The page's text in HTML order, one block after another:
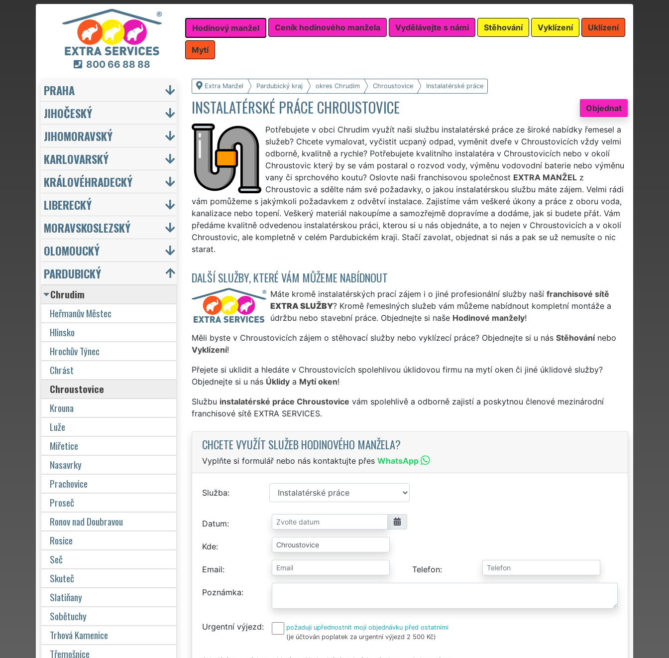
800 66 88 88
Hodinový manžel Ceník hodinového manžela Vydělávejte s námi Stěhování Vyklízení Uklízení
Mytí
Extra Manžel Pardubický kraj okres Chrudim Chroustovice Instalatérské práce
Objednat
INSTALATÉRSKÉ PRÁCE CHROUSTOVICE
Potřebujete v obci Chrudim využít naši službu instalatérské práce ze široké nabídky řemesel a
služeb? Chcete vymalovat, vyčistit ucpaný odpad, vyměnit dveře v Chroustovicích vždy velmi
odborně, kvalitně a rychle? Potřebujete kvalitního instalatéra v Chroustovicích nebo v okolí
Chroustovic který by se vám postaral o rozvod vody, výměnu vodovodní baterie nebo výměnu
vany či sprchového koutu? Oslovte naši franchisovou společnost EXTRA MANŽELz
Chroustovic a sdělte nám své požadavky, o jakou instalatérskou službu máte zájem. Velmi rádi
vám pomůžeme s jakýmkoli požadavkem z odvětví instalace. Zajistíme vám veškeré úkony a práce z oboru voda,
kanalizace nebo topení. Veškerý materiál nakoupíme a samozřejmě dopravíme a dodáme, jak si budete přát. Vám
předáme kvalitně odvedenou instalatérskou práci, kterou si u nás objednáte, a to nejen v Chroustovicích a v okolí
Chroustovic, ale kompletně v celém Pardubickém kraji. Stačí zavolat, objednat si nás a pak se už nemusíte o nic
starat.
DALŠÍ SLUŽBY, KTERÉ VÁM MŮŽEME NABÍDNOUT
Máte kromě instalatérských prací zájem i o jiné profesionální služby naší franchisové sítě
EXTRA SLUŽBY? Kromě řemeslných služeb vám můžeme nabídnout kompletní montáže a
údržbu nebo stavební práce. Objednejte si naše Hodinové manžely!
Měli byste v Chroustovicích zájem o stěhovací služby nebo vyklízecí práce? Objednejte si u nás Stěhovánínebo
Vyklízení!
Přejete si uklidit a hledáte v Chroustovicích spolehlivou úklidovou firmu na mytí oken či jiné úklidové služby?
Objednejte si u nás Úklidya Mytí oken!
Službu instalatérské práce Chroustovice vám spolehlivě a odborně zajistí a poskytnou členové mezinárodní
franchisové sítě EXTRA SERVICES.
CHCETE VYUŽÍT SLUŽEB HODINOVÉHO MANŽELA?
Vyplňte si formulář nebo nás kontaktujte přes WhatsApp
Služba
Datum
Kde
Email Telefon
Poznámka
Urgentní výjezd
požaduji upřednostnit moji objednávku před ostatními
(je účtován poplatek za urgentní výjezd 2 500 Kč)
PRAHA
JIHOČESKÝ
JIHOMORAVSKÝ
KARLOVARSKÝ
KRÁLOVÉHRADECKÝ
LIBERECKÝ
MORAVSKOSLEZSKÝ
OLOMOUCKÝ
PARDUBICKÝ
Chrudim
Heřmanův Městec
Hlinsko
Hrochův Týnec
Chrást
Chroustovice
Krouna
Luže
Miřetice
Nasavrky
Prachovice
Proseč
Ronov nad Doubravou
Rosice
Seč
Skuteč
Slatiňany
Sobětuchy
Trhová Kamenice
Třemošnice